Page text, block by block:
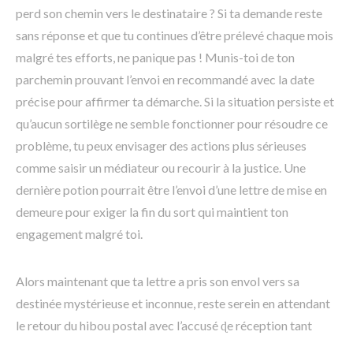
perd son chemin vers le destinataire ? Si ta demande reste
sans réponse et que tu continues d’être prélevé chaque mois
malgré tes efforts, ne panique pas ! Munis-toi de ton
parchemin prouvant l’envoi en recommandé avec la date
précise pour affirmer ta démarche. Si la situation persiste et
qu’aucun sortilège ne semble fonctionner pour résoudre ce
problème, tu peux envisager des actions plus sérieuses
comme saisir un médiateur ou recourir à la justice. Une
dernière potion pourrait être l’envoi d’une lettre de mise en
demeure pour exiger la fin du sort qui maintient ton
engagement malgré toi.
Alors maintenant que ta lettre a pris son envol vers sa
destinée mystérieuse et inconnue, reste serein en attendant
le retour du hibou postal avec l’accusé ɖe réception tant